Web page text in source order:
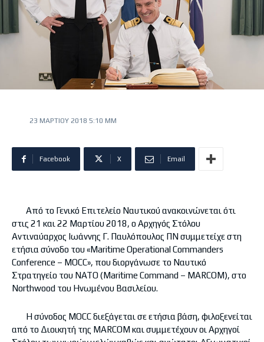
23 ΜΑΡΤΊΟΥ 2018 5:10 ΜΜ
Facebook X Email
Από το Γενικό Επιτελείο Ναυτικού ανακοινώνεται ότι
στις 21 και 22 Μαρτίου 2018, ο Αρχηγός Στόλου
Αντιναύαρχος Ιωάννης Γ. Παυλόπουλος ΠΝ συμμετείχε στη
ετήσια σύνοδο του «Maritime Operational Commanders
Conference – MOCC», που διοργάνωσε το Ναυτικό
Στρατηγείο του ΝΑΤΟ (Maritime Command – MARCOM), στο
Northwood του Ηνωμένου Βασιλείου.
Η σύνοδος MOCC διεξάγεται σε ετήσια βάση, φιλοξενείται
από το Διοικητή της MARCOM και συμμετέχουν οι Αρχηγοί